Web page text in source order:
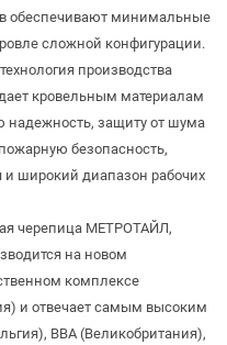
обеспечивают минимальные
сложной конфигурации.
производства
кровельным материалам
надежность, защиту от шума
безопасность,
широкий диапазон рабочих
черепица МЕТРОТАЙЛ,
на новом
комплексе
и отвечает самым высоким
BBA (Великобритания),